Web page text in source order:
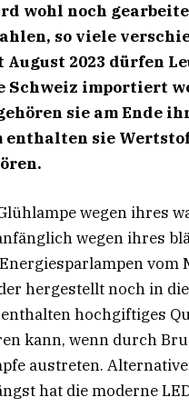
wohl noch
so viele
2023 dürfen
importiert
sie am Ende
enthalten sie
wegen ihres
wegen ihres
vom
hergestellt noch in
hochgiftiges
kann, wenn durch
austreten.
hat die moderne